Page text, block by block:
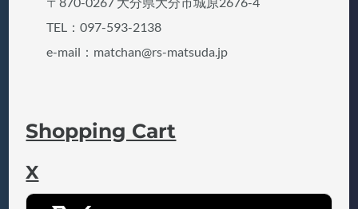
TEL：097-593-2138
e-mail：matchan@rs-matsuda.jp
Shopping Cart
X